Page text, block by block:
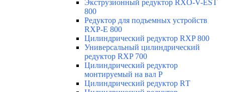
Экструзионный редуктор RXO-V-EST
800
Редуктор для подъемных устройств
RXP-E 800
Цилиндрический редуктор RXP 800
Универсальный цилиндрический
редуктор RXP 700
Цилиндрический редуктор
монтируемый на вал Р
Цилиндрический редуктор RТ